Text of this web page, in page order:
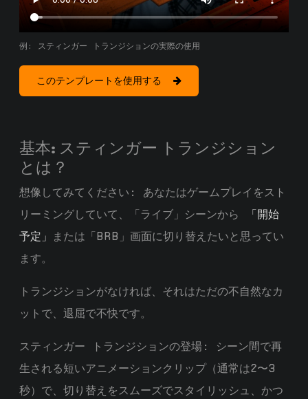
例: スティンガー トランジションの実際の使用
このテンプレートを使用する
基本: スティンガー トランジション
とは？
想像してみてください: あなたはゲームプレイをスト
リーミングしていて、「ライブ」シーンから
「開始
予定」
または「BRB」画面に切り替えたいと思ってい
ます。
トランジションがなければ、それはただの不自然なカ
ットで、退屈で不快です。
スティンガー トランジションの登場: シーン間で再
生される短いアニメーションクリップ（通常は2〜3
秒）で、切り替えをスムーズでスタイリッシュ、かつ